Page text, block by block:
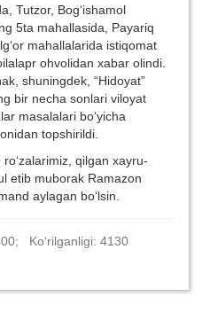
Tutzor, Bog‘ishamol
5ta mahallasida, Payariq
mahallalarida istiqomat
ohvolidan xabar olindi.
shuningdek, “Hidoyat”
bir necha sonlari viloyat
masalalari bo‘yicha
topshirildi.
qilgan xayru-
etib muborak Ramazon
aylagan bo‘lsin.
Ko‘rilganligi: 4130